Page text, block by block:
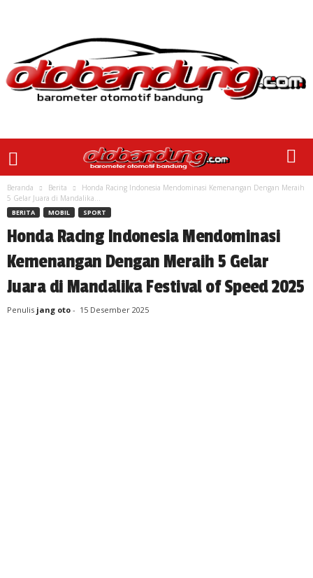
Beranda Berita
Honda Racing Indonesia Mendominasi Kemenangan Dengan Meraih
5 Gelar Juara di Mandalika...
BERITA MOBIL SPORT
Honda Racing Indonesia Mendominasi
Kemenangan Dengan Meraih 5 Gelar
Juara di Mandalika Festival of Speed 2025
Penulis jang oto - 15 Desember 2025